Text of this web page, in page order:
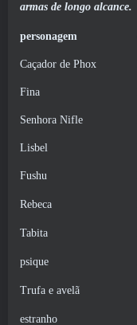
armas de longo alcance.
personagem
Caçador de Phox
Fina
Senhora Nifle
Lisbel
Fushu
Rebeca
Tabita
psique
Trufa e avelã
estranho